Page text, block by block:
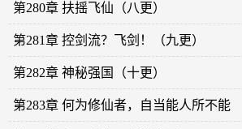
第280章 扶摇飞仙（八更）
第281章 控剑流？飞剑！（九更）
第282章 神秘强国（十更）
第283章 何为修仙者，自当能人所不能